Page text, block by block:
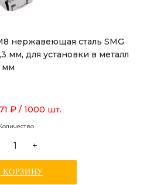
нержавеющая сталь SMG
мм, для установки в металл
мм
₽ / 1000 шт.
+
КОРЗИНУ